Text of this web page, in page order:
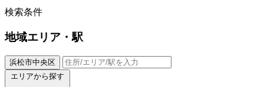
検索条件
地域エリア・駅
浜松市中央区
エリアから探す